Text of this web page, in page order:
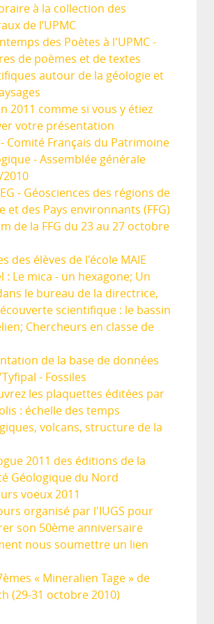
à la collection des
de l’UPMC
des Poètes à l'UPMC -
de poèmes et de textes
autour de la géologie et
2011 comme si vous y étiez
votre présentation
- Comité Français du Patrimoine
- Assemblée générale
- Géosciences des régions de
et des Pays environnants (FFG)
de la FFG du 23 au 27 octobre
des élèves de l'école MAIE
: Le mica - un hexagone; Un
le bureau de la directrice,
scientifique : le bassin
Chercheurs en classe de
de la base de données
- Fossiles
les plaquettes éditées par
: échelle des temps
volcans, structure de la
2011 des éditions de la
Géologique du Nord
voeux 2011
organisé par l'IUGS pour
son 50ème anniversaire
nous soumettre un lien
« Mineralien Tage » de
(29-31 octobre 2010)